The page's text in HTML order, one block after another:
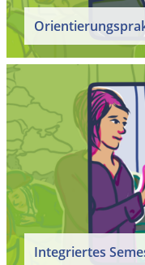
Integriertes